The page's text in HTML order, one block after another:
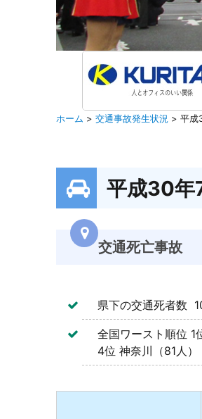
ホーム >交通事故発生状況 >平成
平成30年
交通死亡事故
県下の交通死者数
全国ワースト順位 1
4位 神奈川（81人）